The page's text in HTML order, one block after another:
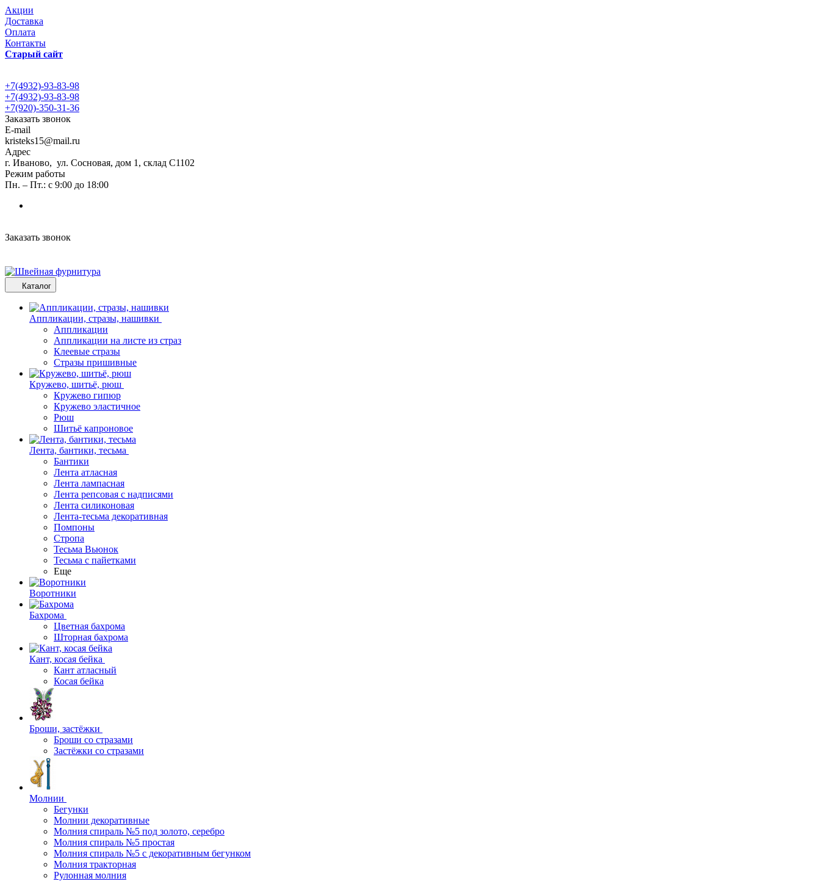
Акции
Доставка
Оплата
Контакты
Старый сайт
+7(4932)-93-83-98
+7(4932)-93-83-98
+7(920)-350-31-36
Заказать звонок
E-mail
kristeks15@mail.ru
Адрес
г. Иваново, ул. Сосновая, дом 1, склад С1102
Режим работы
Пн. – Пт.: с 9:00 до 18:00
Заказать звонок
Каталог
Аппликации, стразы, нашивки
Аппликации
Аппликации на листе из страз
Клеевые стразы
Стразы пришивные
Кружево, шитьё, рюш
Кружево гипюр
Кружево эластичное
Рюш
Шитьё капроновое
Лента, бантики, тесьма
Бантики
Лента атласная
Лента лампасная
Лента репсовая с надписями
Лента силиконовая
Лента-тесьма декоративная
Помпоны
Стропа
Тесьма Вьюнок
Тесьма с пайетками
Еще
Воротники
Бахрома
Цветная бахрома
Шторная бахрома
Кант, косая бейка
Кант атласный
Косая бейка
Броши, застёжки
Броши со стразами
Застёжки со стразами
Молнии
Бегунки
Молнии декоративные
Молния спираль №5 под золото, серебро
Молния спираль №5 простая
Молния спираль №5 с декоративным бегунком
Молния тракторная
Рулонная молния